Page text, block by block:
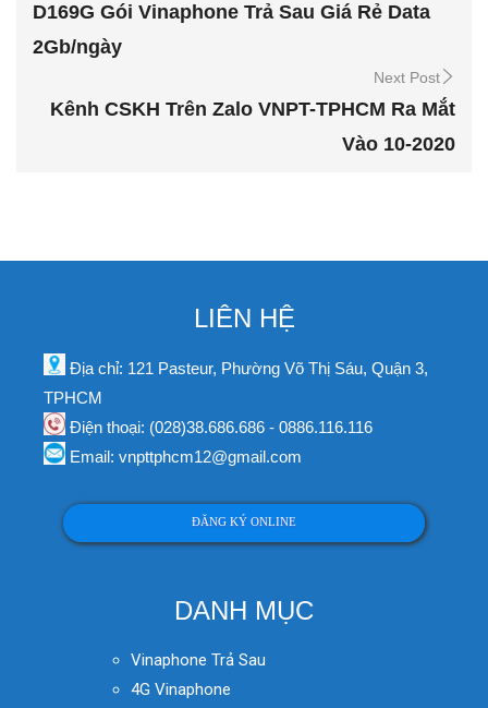
D169G Gói Vinaphone Trả Sau Giá Rẻ Data
2Gb/ngày
Next Post
Kênh CSKH Trên Zalo VNPT-TPHCM Ra Mắt
Vào 10-2020
LIÊN HỆ
Địa chỉ: 121 Pasteur, Phường Võ Thị Sáu, Quận 3,
TPHCM
Điện thoại: (028)38.686.686 - 0886.116.116
Email: vnpttphcm12@gmail.com
ĐĂNG KÝ ONLINE
DANH MỤC
Vinaphone Trả Sau
4G Vinaphone